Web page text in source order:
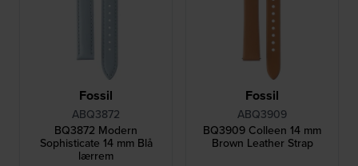
Fossil
ABQ3872
BQ3872 Modern
Sophisticate 14 mm Blå
lærrem
Fossil
ABQ3909
BQ3909 Colleen 14 mm
Brown Leather Strap